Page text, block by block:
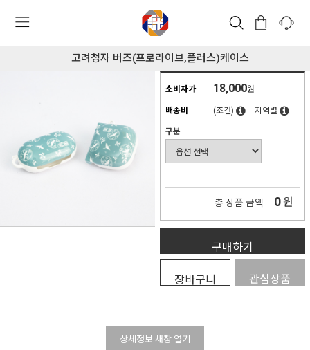
고려청자 버즈(프로라이브,플러스)케이스
소비자가 18,000원
배송비 (조건) 지역별
구분
총 상품 금액 0 원
구매하기
장바구니 관심상품
상세정보 새창 열기